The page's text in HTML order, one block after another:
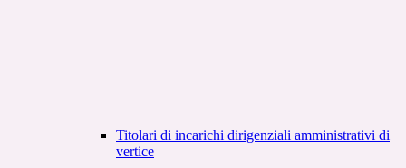
Titolari di incarichi dirigenziali amministrativi di
vertice